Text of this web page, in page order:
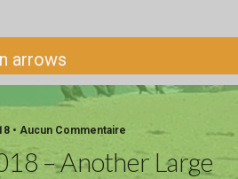
South
• Aucun Commentaire
– Another Large
arrows